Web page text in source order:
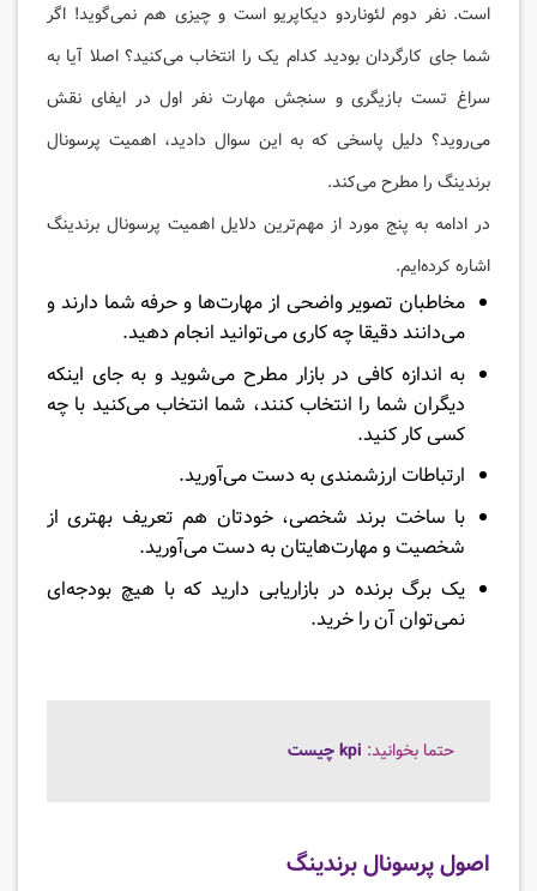
است. نفر دوم لئوناردو دیکاپریو است و چیزی هم نمی‌گوید! اگر
شما جای کارگردان بودید کدام یک را انتخاب می‌کنید؟ اصلا آیا به
سراغ تست بازیگری و سنجش مهارت نفر اول در ایفای نقش
می‌روید؟ دلیل پاسخی که به این سوال دادید، اهمیت پرسونال
برندینگ را مطرح می‌کند.
در ادامه به پنج مورد از مهم‌ترین دلایل اهمیت پرسونال برندینگ
اشاره کرده‌ایم.
مخاطبان تصویر واضحی از مهارت‌ها و حرفه شما دارند و
می‌دانند دقیقا چه کاری می‌توانید انجام دهید.
به اندازه کافی در بازار مطرح می‌شوید و به جای اینکه
دیگران شما را انتخاب کنند، شما انتخاب می‌کنید با چه
کسی کار کنید.
ارتباطات ارزشمندی به دست می‌آورید.
با ساخت برند شخصی، خودتان هم تعریف بهتری از
شخصیت و مهارت‌هایتان به دست می‌آورید.
یک برگ برنده در بازاریابی دارید که با هیچ بودجه‌ای
نمی‌توان آن را خرید.
حتما بخوانید: kpi چیست
اصول پرسونال برندینگ